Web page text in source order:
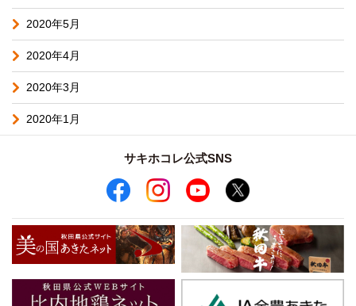
2020年5月
2020年4月
2020年3月
2020年1月
サキホコレ公式SNS